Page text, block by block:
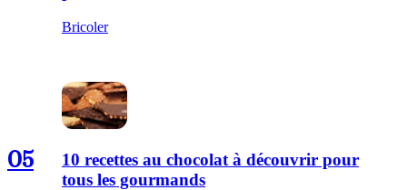
Bricoler
05
10 recettes au chocolat à découvrir pour
tous les gourmands